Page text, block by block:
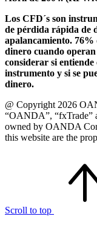
Los CFD´s son
de pérdida rápida de
apalancamiento. 76%
dinero cuando operan
considerar si
instrumento y si se
dinero.
@ Copyright 2026
“OANDA”, “fxTrade”
owned by OANDA
this website are the
Scroll to top